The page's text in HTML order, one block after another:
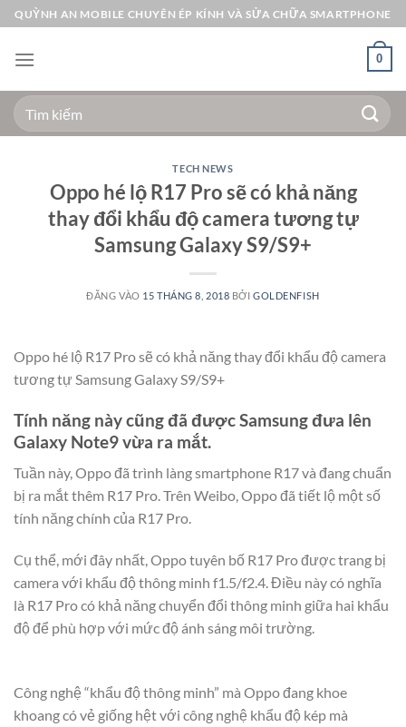
Bỏ
qua
nội
QUỲNH AN MOBILE CHUYÊN ÉP KÍNH VÀ SỬA CHỮA SMARTPHONE
0
Tìm
kiếm:
TECH NEWS
Oppo hé lộ R17 Pro sẽ có khả năng
thay đổi khẩu độ camera tương tự
Samsung Galaxy S9/S9+
ĐĂNG VÀO 15 THÁNG 8, 2018 BỞIGOLDENFISH
Oppo hé lộ R17 Pro sẽ có khả năng thay đổi khẩu độ camera
tương tự Samsung Galaxy S9/S9+
Tính năng này cũng đã được Samsung đưa lên
Galaxy Note9 vừa ra mắt.
Tuần này, Oppo đã trình làng smartphone R17 và đang chuẩn
bị ra mắt thêm R17 Pro. Trên Weibo, Oppo đã tiết lộ một số
tính năng chính của R17 Pro.
Cụ thể, mới đây nhất, Oppo tuyên bố R17 Pro được trang bị
camera với khẩu độ thông minh f1.5/f2.4. Điều này có nghĩa
là R17 Pro có khả năng chuyển đổi thông minh giữa hai khẩu
độ để phù hợp với mức độ ánh sáng môi trường.
Công nghệ “khẩu độ thông minh” mà Oppo đang khoe
khoang có vẻ giống hệt với công nghệ khẩu độ kép mà